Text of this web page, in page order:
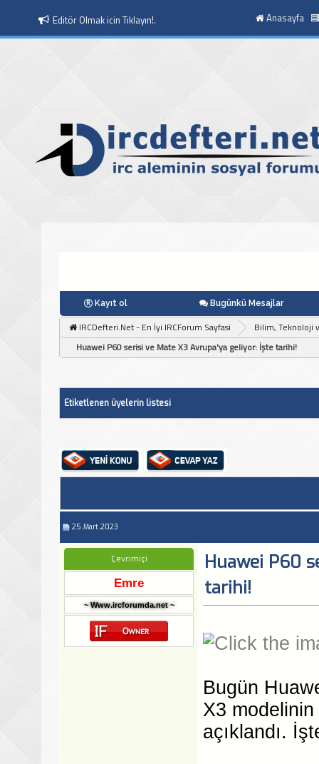
Moderatör Olmak icin Tıklayın!. Anasayfa
Kayıt ol Bugünkü Mesajlar
IRCDefteri.Net - En İyi IRCForum Sayfasi
Bilim, Teknoloji
Huawei P60 serisi ve Mate X3 Avrupa'ya geliyor: İşte tarihi!
Etiketlenen üyelerin listesi
25.Mart.2023
Çevrimiçi
Emre
~ Www.ircforumda.net ~
Huawei P60
tarihi!
Bugün
X3 modelinin
açıklandı.